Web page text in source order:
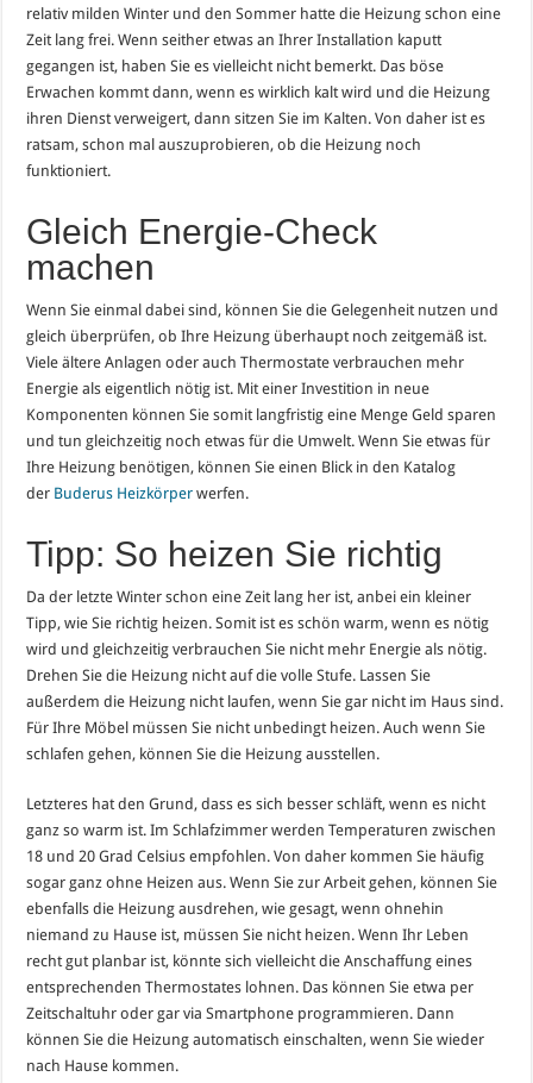
relativ milden Winter und den Sommer hatte die Heizung schon eine
Zeit lang frei. Wenn seither etwas an Ihrer Installation kaputt
gegangen ist, haben Sie es vielleicht nicht bemerkt. Das böse
Erwachen kommt dann, wenn es wirklich kalt wird und die Heizung
ihren Dienst verweigert, dann sitzen Sie im Kalten. Von daher ist es
ratsam, schon mal auszuprobieren, ob die Heizung noch
funktioniert.
Gleich Energie-Check
machen
Wenn Sie einmal dabei sind, können Sie die Gelegenheit nutzen und
gleich überprüfen, ob Ihre Heizung überhaupt noch zeitgemäß ist.
Viele ältere Anlagen oder auch Thermostate verbrauchen mehr
Energie als eigentlich nötig ist. Mit einer Investition in neue
Komponenten können Sie somit langfristig eine Menge Geld sparen
und tun gleichzeitig noch etwas für die Umwelt. Wenn Sie etwas für
Ihre Heizung benötigen, können Sie einen Blick in den Katalog
der Buderus Heizkörper werfen.
Tipp: So heizen Sie richtig
Da der letzte Winter schon eine Zeit lang her ist, anbei ein kleiner
Tipp, wie Sie richtig heizen. Somit ist es schön warm, wenn es nötig
wird und gleichzeitig verbrauchen Sie nicht mehr Energie als nötig.
Drehen Sie die Heizung nicht auf die volle Stufe. Lassen Sie
außerdem die Heizung nicht laufen, wenn Sie gar nicht im Haus sind.
Für Ihre Möbel müssen Sie nicht unbedingt heizen. Auch wenn Sie
schlafen gehen, können Sie die Heizung ausstellen.
Letzteres hat den Grund, dass es sich besser schläft, wenn es nicht
ganz so warm ist. Im Schlafzimmer werden Temperaturen zwischen
18 und 20 Grad Celsius empfohlen. Von daher kommen Sie häufig
sogar ganz ohne Heizen aus. Wenn Sie zur Arbeit gehen, können Sie
ebenfalls die Heizung ausdrehen, wie gesagt, wenn ohnehin
niemand zu Hause ist, müssen Sie nicht heizen. Wenn Ihr Leben
recht gut planbar ist, könnte sich vielleicht die Anschaffung eines
entsprechenden Thermostates lohnen. Das können Sie etwa per
Zeitschaltuhr oder gar via Smartphone programmieren. Dann
können Sie die Heizung automatisch einschalten, wenn Sie wieder
nach Hause kommen.